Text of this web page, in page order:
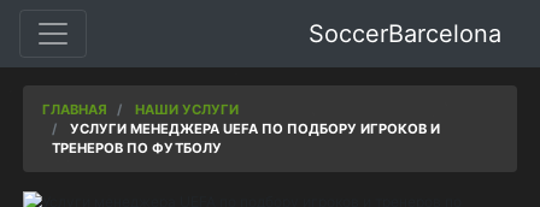
SoccerBarcelona
ГЛАВНАЯ
НАШИ УСЛУГИ
УСЛУГИ МЕНЕДЖЕРА UEFA ПО ПОДБОРУ ИГРОКОВ И
ТРЕНЕРОВ ПО ФУТБОЛУ